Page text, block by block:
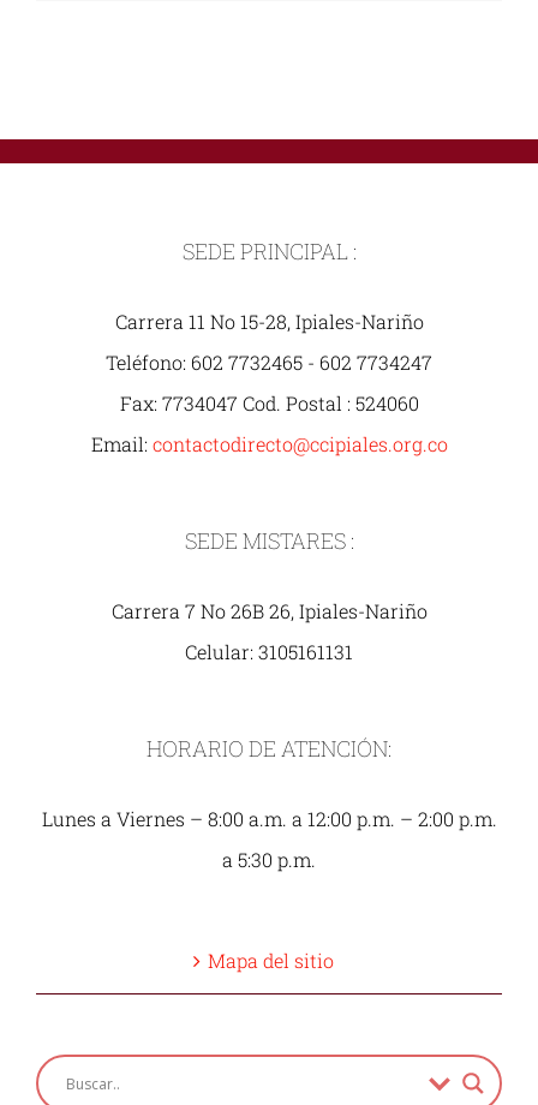
SEDE PRINCIPAL :
Carrera 11 No 15-28, Ipiales-Nariño
Teléfono: 602 7732465 - 602 7734247
Fax: 7734047 Cod. Postal : 524060
Email: contactodirecto@ccipiales.org.co
SEDE MISTARES :
Carrera 7 No 26B 26, Ipiales-Nariño
Celular: 3105161131
HORARIO DE ATENCIÓN:
Lunes a Viernes – 8:00 a.m. a 12:00 p.m. – 2:00 p.m.
a 5:30 p.m.
Mapa del sitio